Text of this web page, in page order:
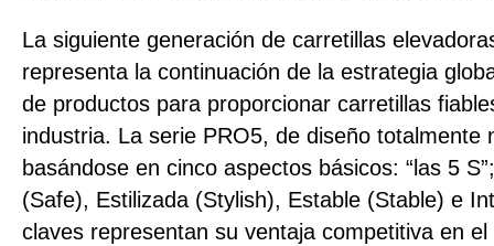
La siguiente generación de carretillas
representa la continuación de la estrategia
de productos para proporcionar carretillas
industria. La serie PRO5, de diseño totalmente
basándose en cinco aspectos básicos: “las 5
(Safe), Estilizada (Stylish), Estable (Stable) e
claves representan su ventaja competitiva en